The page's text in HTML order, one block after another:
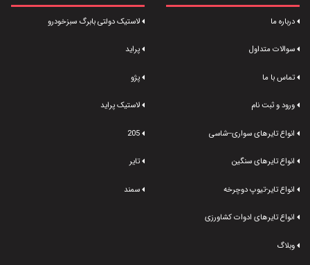
درباره ما
سوالات متداول
تماس با ما
ورود و ثبت نام
انواع تایرهای سواری--شاسی
انواع تایرهای سنگین
انواع تایر-تیوپ دوچرخه
انواع تایرهای ادوات کشاورزی
وبلاگ
لاستیک دولتی بابرگ سبزخودرو
پراید
پژو
لاستیک پراید
205
تایر
سمند